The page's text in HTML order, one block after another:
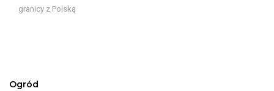
granicy z Polską
Ogród